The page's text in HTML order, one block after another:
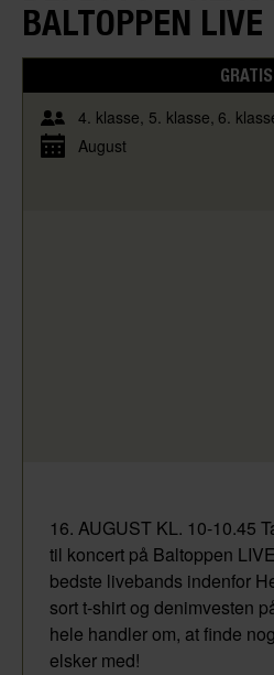
BALTOPPEN LIVE
GRATIS
4. klasse 5. klasse 6.
August
16. AUGUST KL. 10-10.45
til koncert på Baltoppen
bedste livebands indenfor
sort t-shirt og denimvesten
hele handler om, at finde
elsker med!